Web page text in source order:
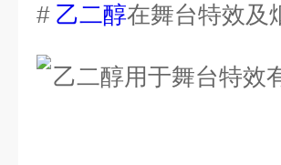
# 乙二醇在舞台特效及